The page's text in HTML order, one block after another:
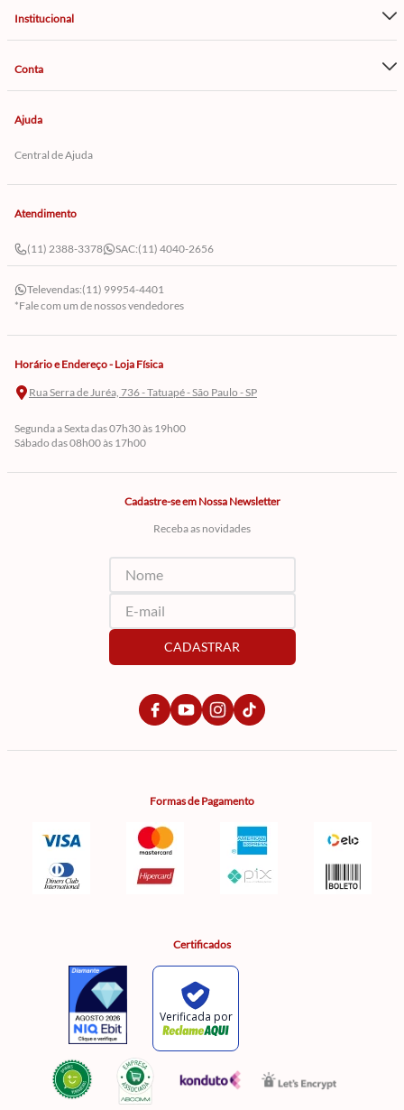
Institucional
Conta
Ajuda
Central de Ajuda
Atendimento
(11) 2388-3378 SAC:(11) 4040-2656
Televendas:(11) 99954-4401
*Fale com um de nossos vendedores
Horário e Endereço - Loja Física
Rua Serra de Juréa, 736 - Tatuapé - São Paulo - SP
Segunda a Sexta das 07h30 às 19h00
Sábado das 08h00 às 17h00
Cadastre-se em Nossa Newsletter
Receba as novidades
CADASTRAR
Formas de Pagamento
Certificados